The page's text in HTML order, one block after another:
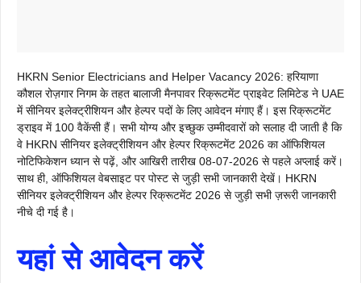
HKRN Senior Electricians and Helper Vacancy 2026: हरियाणा
कौशल रोज़गार निगम के तहत बालाजी मैनपावर रिक्रूटमेंट प्राइवेट लिमिटेड ने UAE
में सीनियर इलेक्ट्रीशियन और हेल्पर पदों के लिए आवेदन मंगाए हैं। इस रिक्रूटमेंट
ड्राइव में 100 वैकेंसी हैं। सभी योग्य और इच्छुक उम्मीदवारों को सलाह दी जाती है कि
वे HKRN सीनियर इलेक्ट्रीशियन और हेल्पर रिक्रूटमेंट 2026 का ऑफिशियल
नोटिफिकेशन ध्यान से पढ़ें, और आखिरी तारीख 08-07-2026 से पहले अप्लाई करें।
साथ ही, ऑफिशियल वेबसाइट पर पोस्ट से जुड़ी सभी जानकारी देखें। HKRN
सीनियर इलेक्ट्रीशियन और हेल्पर रिक्रूटमेंट 2026 से जुड़ी सभी ज़रूरी जानकारी
नीचे दी गई है।
यहां से आवेदन करें